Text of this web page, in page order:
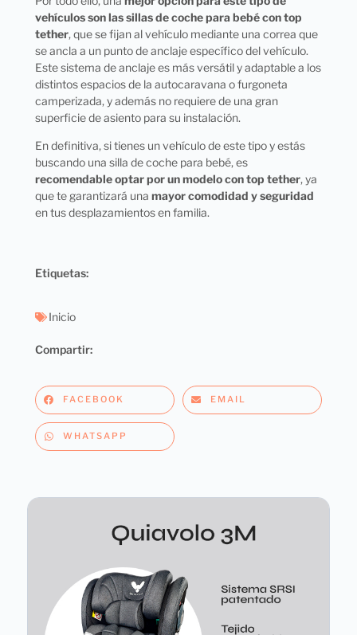
vehículos son las sillas de coche para bebé con top
tether, que se fijan al vehículo mediante una correa que
se ancla a un punto de anclaje específico del vehículo.
Este sistema de anclaje es más versátil y adaptable a los
distintos espacios de la autocaravana o furgoneta
camperizada, y además no requiere de una gran
superficie de asiento para su instalación.
En definitiva, si tienes un vehículo de este tipo y estás
buscando una silla de coche para bebé, es
recomendable optar por un modelo con top tether, ya
que te garantizará una mayor comodidad y seguridad
en tus desplazamientos en familia.
Etiquetas:
Inicio
Compartir:
FACEBOOK EMAIL
WHATSAPP